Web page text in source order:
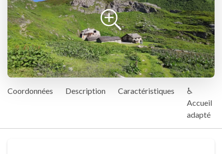
Coordonnées Description Caractéristiques
♿
Accueil
adapté